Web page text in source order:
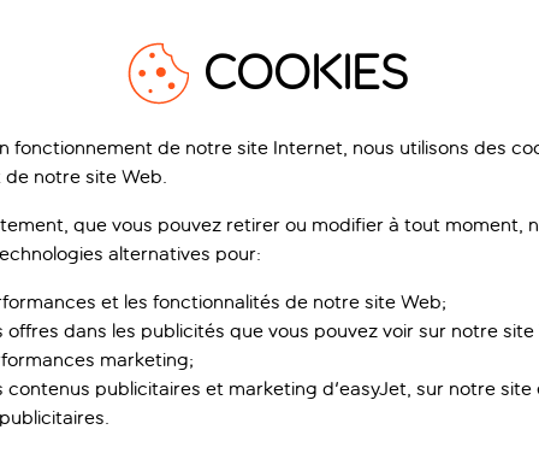
1 / 16
Hôtel Kolymbia
395 avis
pour un acompte de p.p.
de réduction
est inclus
de réduction
COOKIES
fonctionnement de notre site Internet, nous utilisons des
notre site Web.
que vous pouvez retirer ou modifier à tout moment,
alternatives pour:
et les fonctionnalités de notre site Web;
offres dans les publicités que vous pouvez voir sur notre site
marketing;
contenus publicitaires et marketing d'easyJet, sur notre site